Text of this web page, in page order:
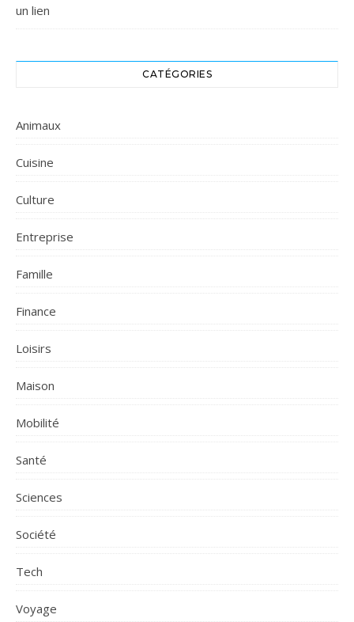
un lien
CATÉGORIES
Animaux
Cuisine
Culture
Entreprise
Famille
Finance
Loisirs
Maison
Mobilité
Santé
Sciences
Société
Tech
Voyage